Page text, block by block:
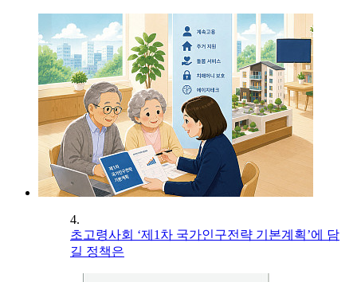
4.
초고령사회 ‘제1차 국가인구전략 기본계획’에 담
길 정책은